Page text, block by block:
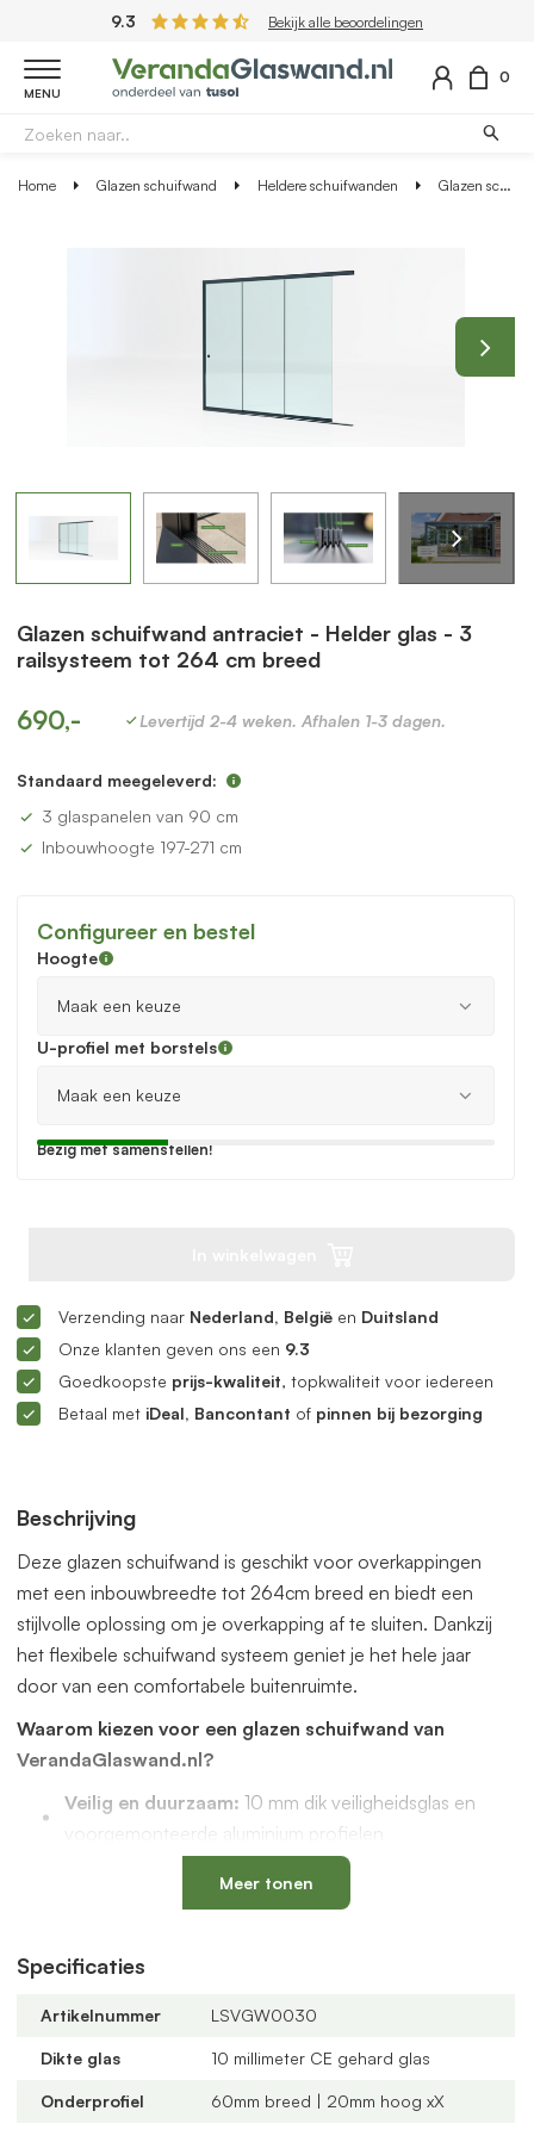
9.3 Bekijk alle beoordelingen
MENU
0
Home Glazen schuifwand Heldere schuifwanden Glazen schuifwand antraciet - Helder glas - 3 railsysteem tot 264 cm breed
Beschrijving
Deze glazen schuifwand is geschikt voor overkappingen
met een inbouwbreedte tot 264cm breed en biedt een
stijlvolle oplossing om je overkapping af te sluiten. Dankzij
het flexibele schuifwand systeem geniet je het hele jaar
door van een comfortabele buitenruimte.
Waarom kiezen voor een glazen schuifwand van
VerandaGlaswand.nl?
Veilig en duurzaam: 10 mm dik veiligheidsglas en
voorgemonteerde aluminium profielen
met een vervangbaar loopspoor,
geïntegreerde waterafvoer en verkrijgbaar in antraciet
Verstelbare kunststof wielen
Altijd passend bij jouw veranda
verschillende maten, glastypes en steellook
U-profielen met tochtborstelsvoor een tochtvrije
Meer tonen
Specificaties
Artikelnummer LSVGW0030
Dikte glas 10 millimeter CE gehard glas
Onderprofiel 60mm breed | 20mm hoog xX
Glazen schuifwand antraciet - Helder glas - 3
railsysteem tot 264 cm breed
690,- Levertijd 2-4 weken. Afhalen 1-3 dagen.
Standaard meegeleverd:
3 glaspanelen van 90 cm
Inbouwhoogte 197-271 cm
Configureer en bestel
Hoogte
U-profiel met borstels
Bezig met samenstellen!
Verzending naar Nederland, België en Duitsland
Onze klanten geven ons een 9.3
Goedkoopste prijs-kwaliteit, topkwaliteit voor iedereen
Betaal met iDeal, Bancontant of pinnen bij bezorging